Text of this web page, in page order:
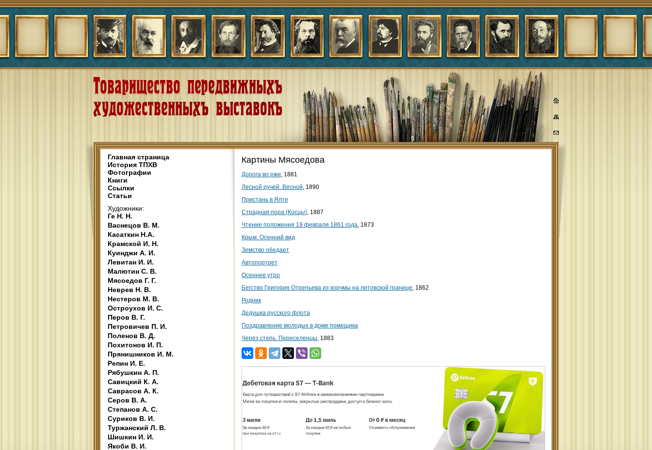
Главная страница
История ТПХВ
Фотографии
Книги
Ссылки
Статьи
Художники:
Ге Н. Н.
Васнецов В. М.
Касаткин Н.А.
Крамской И. Н.
Куинджи А. И.
Левитан И. И.
Малютин С. В.
Мясоедов Г. Г.
Неврев Н. В.
Нестеров М. В.
Остроухов И. С.
Перов В. Г.
Петровичев П. И.
Поленов В. Д.
Похитонов И. П.
Прянишников И. М.
Репин И. Е.
Рябушкин А. П.
Савицкий К. А.
Саврасов А. К.
Серов В. А.
Степанов А. С.
Суриков В. И.
Туржанский Л. В.
Шишкин И. И.
Якоби В. И.
Картины Мясоедова
Дорога во ржи, 1881
Лесной ручей. Весной, 1890
Пристань в Ялте
Страдная пора (Косцы), 1887
Чтение положения 19 февраля 1861 года, 1873
Крым. Осенний вид
Земство обедает
Автопортрет
Осеннее утро
Бегство Григория Отрепьева из корчмы на литовской границе, 1862
Родник
Дедушка русского флота
Поздравление молодых в доме помещика
Через степь. Переселенцы, 1883